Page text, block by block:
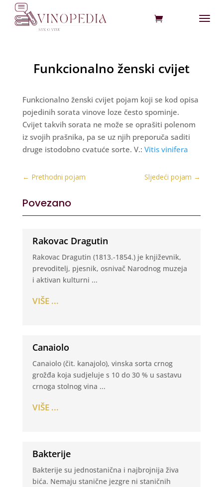
Funkcionalno ženski cvijet
Funkcionalno ženski cvijet pojam koji se kod opisa
pojedinih sorata vinove loze često spominje.
Cvijet takvih sorata ne može se oprašiti polenom
iz svojih prašnika, pa se uz njih preporuča saditi
druge istodobno cvatuće sorte. V.: Vitis vinifera
← Prethodni pojam Sljedeći pojam →
Povezano
Rakovac Dragutin
Rakovac Dragutin (1813.-1854.) je književnik,
prevoditelj, pjesnik, osnivač Narodnog muzeja
i aktivan kulturni ...
VIŠE ...
Canaiolo
Canaiolo (čit. kanajolo), vinska sorta crnog
grožđa koja sudjeluje s 10 do 30 % u sastavu
crnoga stolnog vina ...
VIŠE ...
Bakterije
Bakterije su jednostanična i najbrojnija živa
bića. Nemaju stanične jezgre ni staničnih